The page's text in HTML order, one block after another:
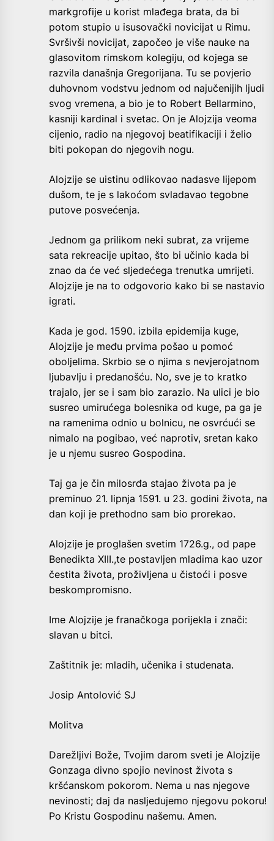
markgrofije u korist mlađega brata, da bi
potom stupio u isusovački novicijat u Rimu.
Svršivši novicijat, započeo je više nauke na
glasovitom rimskom kolegiju, od kojega se
razvila današnja Gregorijana. Tu se povjerio
duhovnom vodstvu jednom od najučenijih ljudi
svog vremena, a bio je to Robert Bellarmino,
kasniji kardinal i svetac. On je Alojzija veoma
cijenio, radio na njegovoj beatifikaciji i želio
biti pokopan do njegovih nogu.
Alojzije se uistinu odlikovao nadasve lijepom
dušom, te je s lakoćom svladavao tegobne
putove posvećenja.
Jednom ga prilikom neki subrat, za vrijeme
sata rekreacije upitao, što bi učinio kada bi
znao da će već sljedećega trenutka umrijeti.
Alojzije je na to odgovorio kako bi se nastavio
igrati.
Kada je god. 1590. izbila epidemija kuge,
Alojzije je među prvima pošao u pomoć
oboljelima. Skrbio se o njima s nevjerojatnom
ljubavlju i predanošću. No, sve je to kratko
trajalo, jer se i sam bio zarazio. Na ulici je bio
susreo umirućega bolesnika od kuge, pa ga je
na ramenima odnio u bolnicu, ne osvrćući se
nimalo na pogibao, već naprotiv, sretan kako
je u njemu susreo Gospodina.
Taj ga je čin milosrđa stajao života pa je
preminuo 21. lipnja 1591. u 23. godini života, na
dan koji je prethodno sam bio prorekao.
Alojzije je proglašen svetim 1726.g., od pape
Benedikta XIII.,te postavljen mladima kao uzor
čestita života, proživljena u čistoći i posve
beskompromisno.
Ime Alojzije je franačkoga porijekla i znači:
slavan u bitci.
Zaštitnik je: mladih, učenika i studenata.
Josip Antolović SJ
Molitva
Darežljivi Bože, Tvojim darom sveti je Alojzije
Gonzaga divno spojio nevinost života s
kršćanskom pokorom. Nema u nas njegove
nevinosti; daj da nasljedujemo njegovu pokoru!
Po Kristu Gospodinu našemu. Amen.